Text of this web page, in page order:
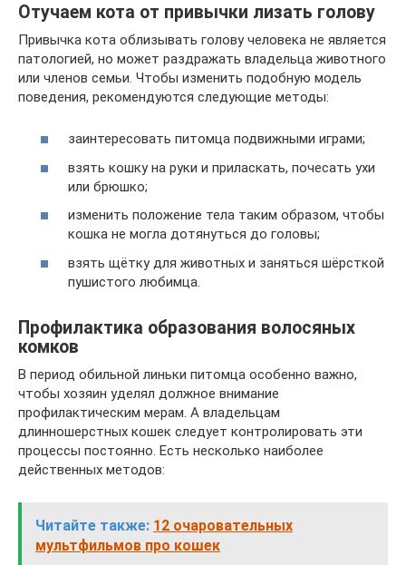
Отучаем кота от привычки лизать голову
Привычка кота облизывать голову человека не является
патологией, но может раздражать владельца животного
или членов семьи. Чтобы изменить подобную модель
поведения, рекомендуются следующие методы:
заинтересовать питомца подвижными играми;
взять кошку на руки и приласкать, почесать ухи
или брюшко;
изменить положение тела таким образом, чтобы
кошка не могла дотянуться до головы;
взять щётку для животных и заняться шёрсткой
пушистого любимца.
Профилактика образования волосяных
комков
В период обильной линьки питомца особенно важно,
чтобы хозяин уделял должное внимание
профилактическим мерам. А владельцам
длинношерстных кошек следует контролировать эти
процессы постоянно. Есть несколько наиболее
действенных методов:
Читайте также: 12 очаровательных
мультфильмов про кошек